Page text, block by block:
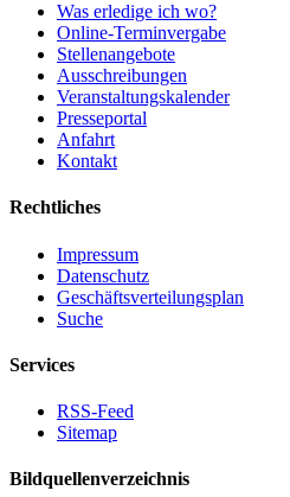
Was erledige ich wo?
Online-Terminvergabe
Stellenangebote
Ausschreibungen
Veranstaltungskalender
Presseportal
Anfahrt
Kontakt
Rechtliches
Impressum
Datenschutz
Geschäftsverteilungsplan
Suche
Services
RSS-Feed
Sitemap
Bildquellenverzeichnis